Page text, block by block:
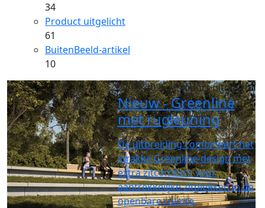
34
Product uitgelicht
61
BuitenBeeld-artikel
10
27-07-2026- Product uitgelicht
Nieuw - Greenline
met rugleuning
De uitbreiding combineert het
strakke Greenline-design met
extra zitcomfort, voor
aantrekkelijke zitplekken in de
openbare ruimte.